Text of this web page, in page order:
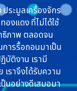
ระมูลเครื่องจักร
องแดง ที่ไม่ได้ใช้
ธิภาพ ตลอดจน
ารรื้อถอนมาเป็น
บัติงาน เรามี
ราจึงได้รับความ
ป็นอย่างดีเสมอมา